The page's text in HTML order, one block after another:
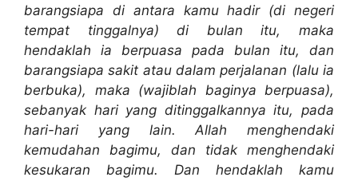
barangsiapa di antara kamu hadir (di negeri
tempat tinggalnya) di bulan itu, maka
hendaklah ia berpuasa pada bulan itu, dan
barangsiapa sakit atau dalam perjalanan (lalu ia
berbuka), maka (wajiblah baginya berpuasa),
sebanyak hari yang ditinggalkannya itu, pada
hari-hari yang lain. Allah menghendaki
kemudahan bagimu, dan tidak menghendaki
kesukaran bagimu. Dan hendaklah kamu